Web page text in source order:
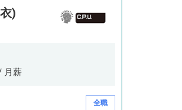
)
月薪
全職